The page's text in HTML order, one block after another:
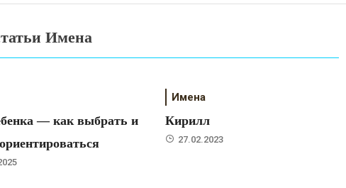
Имена
— как выбрать и
Имена
Кирилл
27.02.2023